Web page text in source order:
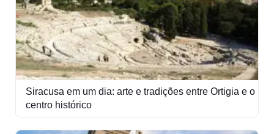
Siracusa em um dia: arte e tradições entre Ortigia e o
centro histórico